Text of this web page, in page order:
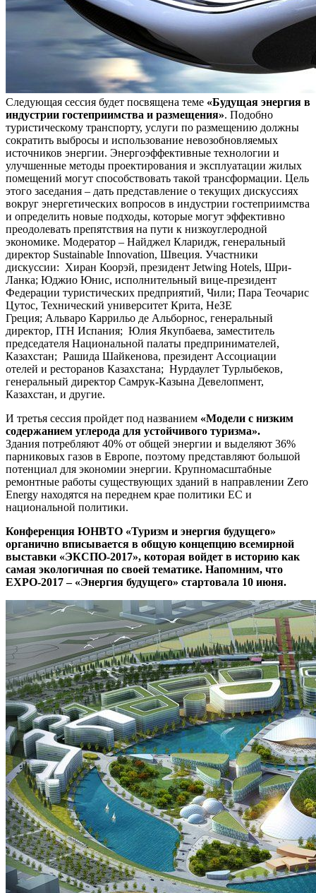
Следующая сессия будет посвящена теме «Будущая энергия в
индустрии гостеприимства и размещения». Подобно
туристическому транспорту, услуги по размещению должны
сократить выбросы и использование невозобновляемых
источников энергии. Энергоэффективные технологии и
улучшенные методы проектирования и эксплуатации жилых
помещений могут способствовать такой трансформации. Цель
этого заседания – дать представление о текущих дискуссиях
вокруг энергетических вопросов в индустрии гостеприимства
и определить новые подходы, которые могут эффективно
преодолевать препятствия на пути к низкоуглеродной
экономике. Модератор – Найджел Кларидж, генеральный
директор Sustainable Innovation, Швеция. Участники
дискуссии: Хиран Коорэй, президент Jetwing Hotels, Шри-
Ланка; Юджио Юнис, исполнительный вице-президент
Федерации туристических предприятий, Чили; Пара Теочарис
Цутос, Технический университет Крита, НеЗЕ
Греция; Альваро Каррильо де Альборнос, генеральный
директор, ITH Испания; Юлия Якупбаева, заместитель
председателя Национальной палаты предпринимателей,
Казахстан; Рашида Шайкенова, президент Ассоциации
отелей и ресторанов Казахстана; Нурдаулет Турлыбеков,
генеральный директор Самрук-Казына Девелопмент,
Казахстан, и другие.
И третья сессия пройдет под названием «Модели с низким
содержанием углерода для устойчивого туризма».
Здания потребляют 40% от общей энергии и выделяют 36%
парниковых газов в Европе, поэтому представляют большой
потенциал для экономии энергии. Крупномасштабные
ремонтные работы существующих зданий в направлении Zero
Energy находятся на переднем крае политики ЕС и
национальной политики.
Конференция ЮНВТО «Туризм и энергия будущего»
органично вписывается в общую концепцию всемирной
выставки «ЭКСПО-2017», которая войдет в историю как
самая экологичная по своей тематике. Напомним, что
EXPO-2017 – «Энергия будущего» стартовала 10 июня.